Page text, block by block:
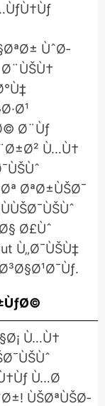
ÙˆØ­
Ø¨Ùƒ
Ù…Ù†
ØªØ±ÙŠØ¯
Ø£Ùˆ
Ù„Ø¯ÙŠÙ‡
Ù…Ù†
Ù…Ø
ÙŠØªÙŠØ­